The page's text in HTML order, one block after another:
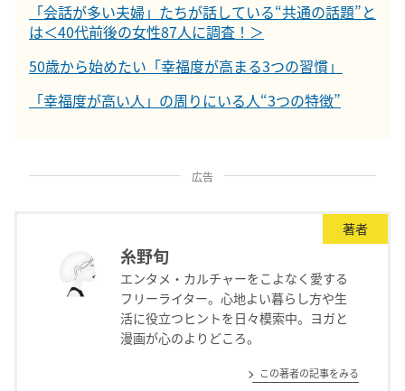
「会話が多い夫婦」たちが話している“共通の話題”と
は＜40代前後の女性87人に調査！＞
50歳から始めたい「幸福度が高まる3つの習慣」
「幸福度が高い人」の周りにいる人“3つの特徴”
広告
著者
糸野旬
エンタメ・カルチャーをこよなく愛する
フリーライター。心地よい暮らし方や生
活に役立つヒントを日々模索中。ヨガと
漫画が心のよりどころ。
この著者の記事をみる